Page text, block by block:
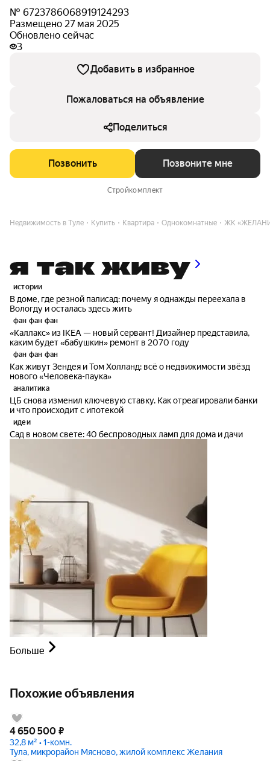
№ 6723786068919124293
Размещено 27 мая 2025
Обновлено сейчас
3
Добавить в избранное
Пожаловаться на объявление
Поделиться
Позвонить Позвоните мне
Стройкомплект
Недвижимость в Туле Купить Квартира Однокомнатные ЖК
истории
В доме, где резной палисад: почему я однажды переехала в
Вологду и осталась здесь жить
фан фан фан
«Каллакс» из IKEA — новый сервант! Дизайнер представила,
каким будет «бабушкин» ремонт в 2070 году
фан фан фан
Как живут Зендея и Том Холланд: всё о недвижимости звёзд
нового «Человека-паука»
аналитика
ЦБ снова изменил ключевую ставку. Как отреагировали банки
и что происходит с ипотекой
идеи
Сад в новом свете: 40 беспроводных ламп для дома и дачи
Больше
Похожие объявления
4 650 500 ₽
32,8 м² • 1-комн.
Тула, микрорайон Мясново, жилой комплекс Желания